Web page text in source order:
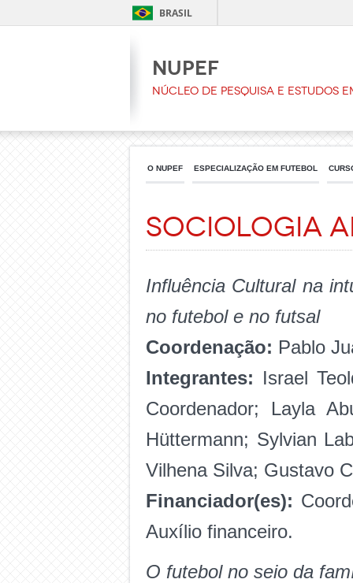
BRASIL
NUPEF
Núcleo de Pesquisa e Estudos
O NUPEF ESPECIALIZAÇÃO EM FUTEBOL
Sociologia
Influência Cultural na
no futebol e no futsal
Coordenação: Pablo
Integrantes: Israel
Coordenador; Layla
Hüttermann; Sylvian
Vilhena Silva; Gustavo
Financiador(es):
Auxílio financeiro.
O futebol no seio da